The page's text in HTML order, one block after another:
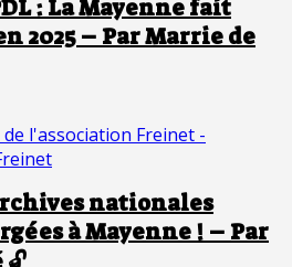
: La Mayenne fait
2025 – Par Marrie de
nationales
à Mayenne ! – Par